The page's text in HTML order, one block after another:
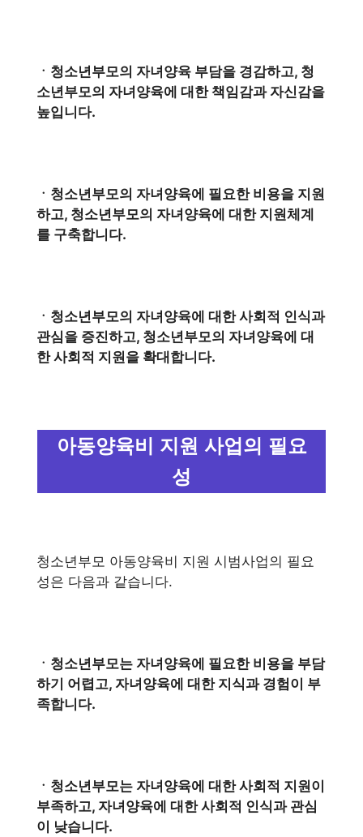
ㆍ청소년부모의 자녀양육 부담을 경감하고, 청
소년부모의 자녀양육에 대한 책임감과 자신감을
높입니다.
ㆍ청소년부모의 자녀양육에 필요한 비용을 지원
하고, 청소년부모의 자녀양육에 대한 지원체계
를 구축합니다.
ㆍ청소년부모의 자녀양육에 대한 사회적 인식과
관심을 증진하고, 청소년부모의 자녀양육에 대
한 사회적 지원을 확대합니다.
아동양육비 지원 사업의 필요
성
청소년부모 아동양육비 지원 시범사업의 필요
성은 다음과 같습니다.
ㆍ청소년부모는 자녀양육에 필요한 비용을 부담
하기 어렵고, 자녀양육에 대한 지식과 경험이 부
족합니다.
ㆍ청소년부모는 자녀양육에 대한 사회적 지원이
부족하고, 자녀양육에 대한 사회적 인식과 관심
이 낮습니다.